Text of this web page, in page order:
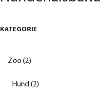
KATEGORIE
Zoo (2)
Hund (2)